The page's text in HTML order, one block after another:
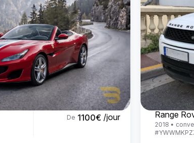
De 1100€ /jour
Land
2018 •
#